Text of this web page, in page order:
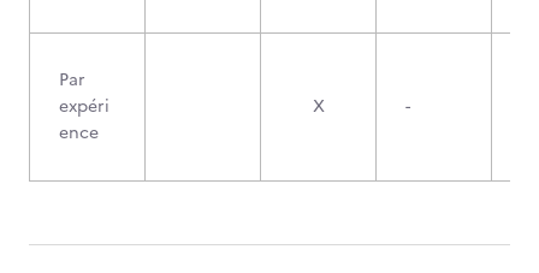
Par
expéri
ence
X -